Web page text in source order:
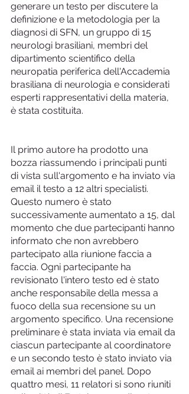
generare un testo per discutere la
definizione e la metodologia per la
diagnosi di SFN, un gruppo di 15
neurologi brasiliani, membri del
dipartimento scientifico della
neuropatia periferica dell'Accademia
brasiliana di neurologia e considerati
esperti rappresentativi della materia,
è stata costituita.
Il primo autore ha prodotto una
bozza riassumendo i principali punti
di vista sull'argomento e ha inviato via
email il testo a 12 altri specialisti.
Questo numero è stato
successivamente aumentato a 15, dal
momento che due partecipanti hanno
informato che non avrebbero
partecipato alla riunione faccia a
faccia. Ogni partecipante ha
revisionato l'intero testo ed è stato
anche responsabile della messa a
fuoco della sua recensione su un
argomento specifico. Una recensione
preliminare è stata inviata via email da
ciascun partecipante al coordinatore
e un secondo testo è stato inviato via
email ai membri del panel. Dopo
quattro mesi, 11 relatori si sono riuniti